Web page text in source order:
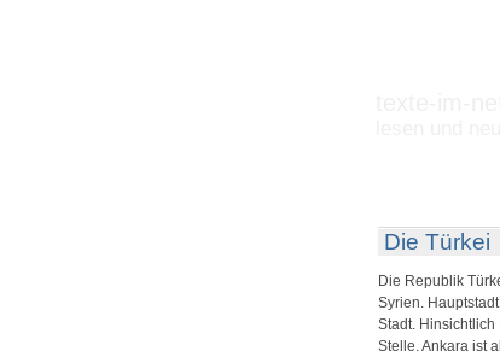
Die Türkei
Die Republik
Syrien.
Stadt.
Stelle. Ankara ist